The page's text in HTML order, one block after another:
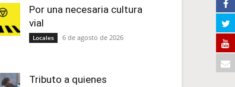
Por una necesaria cultura
vial
Locales 6 de agosto de 2026
Tributo a quienes